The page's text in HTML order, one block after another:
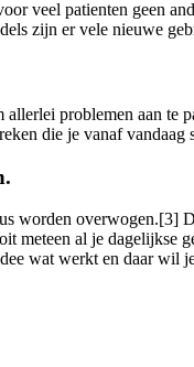
veel patienten geen
zijn er vele nieuwe
problemen aan
die je vanaf vandaag
worden
meteen al je
wat werkt en daar wil